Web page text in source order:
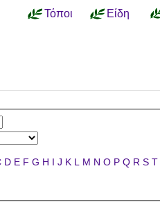
Τόποι Είδη
D E F G H I J K L M N O P Q R S T